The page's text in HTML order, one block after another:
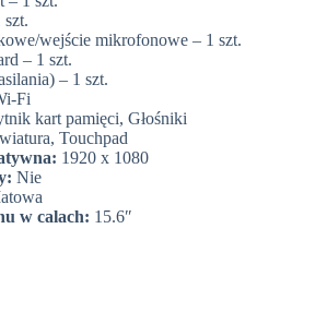
wejście mikrofonowe – 1 szt.
– 1 szt.
– 1 szt.
Fi
kart pamięci, Głośniki
Touchpad
1920 x 1080
Nie
w calach: 15.6″